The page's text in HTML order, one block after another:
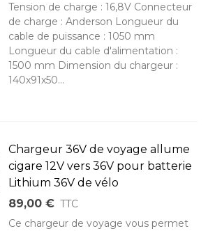
Tension de charge : 16,8V Connecteur
de charge : Anderson Longueur du
cable de puissance : 1050 mm
Longueur du cable d'alimentation :
1500 mm Dimension du chargeur :
140x91x50...
Chargeur 36V de voyage allume
cigare 12V vers 36V pour batterie
Lithium 36V de vélo
89,00 € TTC
Ce chargeur de voyage vous permet